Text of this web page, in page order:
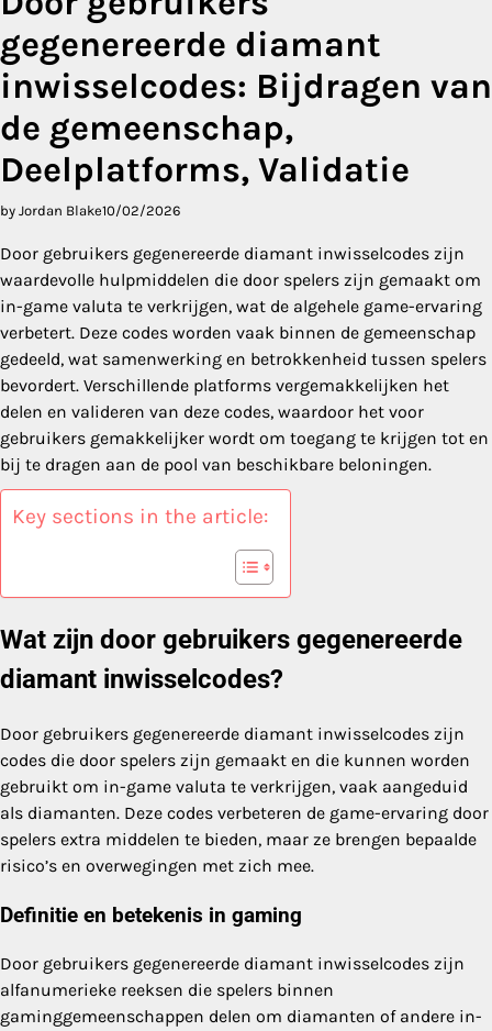
gegenereerde diamant
inwisselcodes: Bijdragen van
de gemeenschap,
Deelplatforms, Validatie
by Jordan Blake10/02/2026
Door gebruikers gegenereerde diamant inwisselcodes zijn
waardevolle hulpmiddelen die door spelers zijn gemaakt om
in-game valuta te verkrijgen, wat de algehele game-ervaring
verbetert. Deze codes worden vaak binnen de gemeenschap
gedeeld, wat samenwerking en betrokkenheid tussen spelers
bevordert. Verschillende platforms vergemakkelijken het
delen en valideren van deze codes, waardoor het voor
gebruikers gemakkelijker wordt om toegang te krijgen tot en
bij te dragen aan de pool van beschikbare beloningen.
Key sections in the article:
Wat zijn door gebruikers gegenereerde
diamant inwisselcodes?
Door gebruikers gegenereerde diamant inwisselcodes zijn
codes die door spelers zijn gemaakt en die kunnen worden
gebruikt om in-game valuta te verkrijgen, vaak aangeduid
als diamanten. Deze codes verbeteren de game-ervaring door
spelers extra middelen te bieden, maar ze brengen bepaalde
risico’s en overwegingen met zich mee.
Definitie en betekenis in gaming
Door gebruikers gegenereerde diamant inwisselcodes zijn
alfanumerieke reeksen die spelers binnen
gaminggemeenschappen delen om diamanten of andere in-